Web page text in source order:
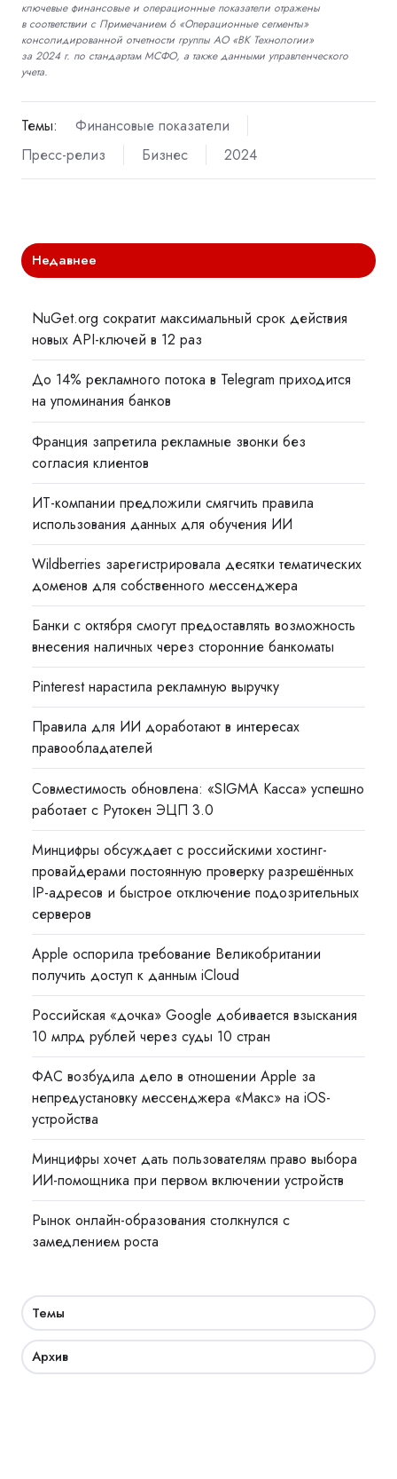
ключевые финансовые и операционные показатели отражены
в соответствии с Примечанием 6 «Операционные сегменты»
консолидированной отчетности группы АО «ВК Технологии»
за 2024 г. по стандартам МСФО, а также данными управленческого
учета.
Темы:
Финансовые показатели
Пресс-релиз
Бизнес 2024
Недавнее
NuGet.org сократит максимальный срок действия
новых API-ключей в 12 раз
До 14% рекламного потока в Telegram приходится
на упоминания банков
Франция запретила рекламные звонки без
согласия клиентов
ИТ-компании предложили смягчить правила
использования данных для обучения ИИ
Wildberries зарегистрировала десятки тематических
доменов для собственного мессенджера
Банки с октября смогут предоставлять возможность
внесения наличных через сторонние банкоматы
Pinterest нарастила рекламную выручку
Правила для ИИ доработают в интересах
правообладателей
Совместимость обновлена: «SIGMA Касса» успешно
работает с Рутокен ЭЦП 3.0
Минцифры обсуждает с российскими хостинг-
провайдерами постоянную проверку разрешённых
IP-адресов и быстрое отключение подозрительных
серверов
Apple оспорила требование Великобритании
получить доступ к данным iCloud
Российская «дочка» Google добивается взыскания
10 млрд рублей через суды 10 стран
ФАС возбудила дело в отношении Apple за
непредустановку мессенджера «Макс» на iOS-
устройства
Минцифры хочет дать пользователям право выбора
ИИ-помощника при первом включении устройств
Рынок онлайн-образования столкнулся с
замедлением роста
Темы
Архив